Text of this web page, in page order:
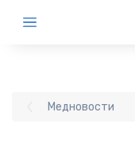
Медновости